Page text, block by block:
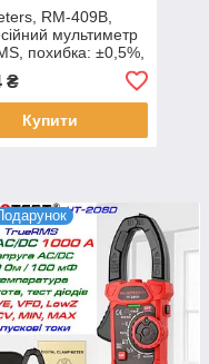
RM-409B,
мультиметр
похибка: ±0,5%,
₴
Купити